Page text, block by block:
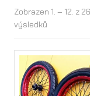
Zobrazen 1. – 12. z 26
výsledků